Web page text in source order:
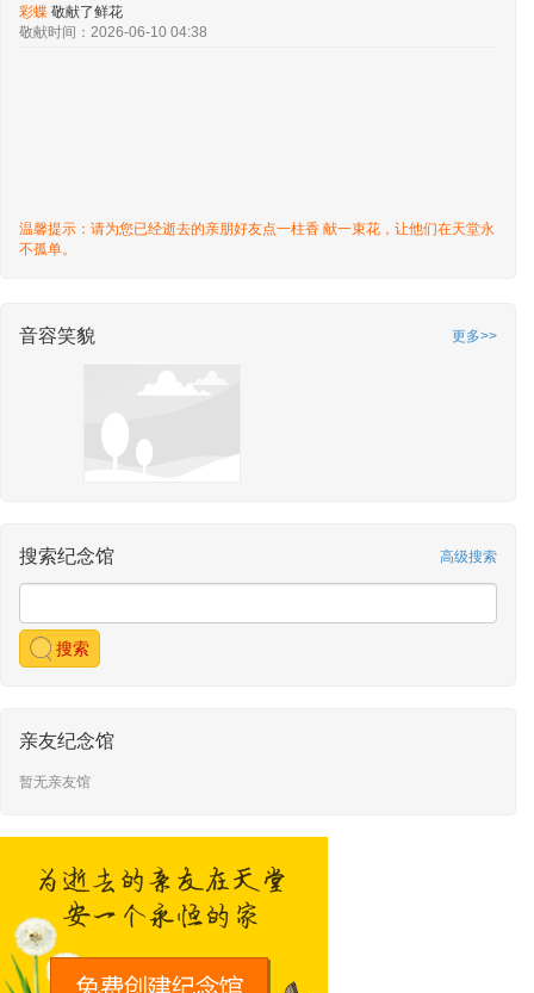
彩蝶 敬献了鲜花
敬献时间：2026-06-10 04:38
温馨提示：请为您已经逝去的亲朋好友点一柱香 献一束花，让他们在天堂永
不孤单。
音容笑貌 更多>>
搜索纪念馆 高级搜索
搜索
亲友纪念馆
暂无亲友馆